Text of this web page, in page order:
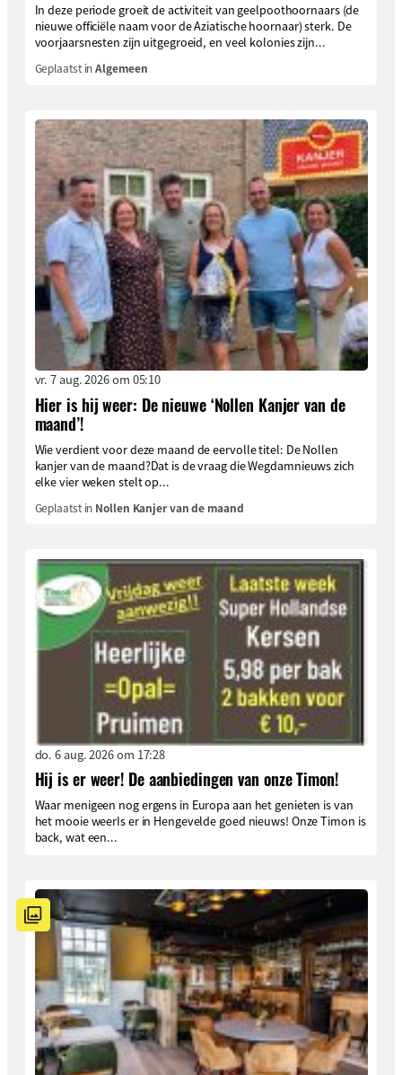
In deze periode groeit de activiteit van geelpoothoornaars (de
nieuwe officiële naam voor de Aziatische hoornaar) sterk. De
voorjaarsnesten zijn uitgegroeid, en veel kolonies zijn...
Geplaatst inAlgemeen
vr. 7 aug. 2026 om 05:10
Hier is hij weer: De nieuwe ‘Nollen Kanjer van de
maand’!
Wie verdient voor deze maand de eervolle titel: De Nollen
kanjer van de maand?Dat is de vraag die Wegdamnieuws zich
elke vier weken stelt op...
Geplaatst in Nollen Kanjer van de maand
do. 6 aug. 2026 om 17:28
Hij is er weer! De aanbiedingen van onze Timon!
Waar menigeen nog ergens in Europa aan het genieten is van
het mooie weerIs er in Hengevelde goed nieuws! Onze Timon is
back, wat een...